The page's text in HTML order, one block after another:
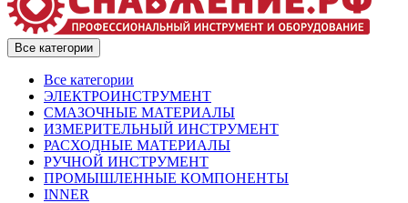
Все категории
Все категории
ЭЛЕКТРОИНСТРУМЕНТ
СМАЗОЧНЫЕ МАТЕРИАЛЫ
ИЗМЕРИТЕЛЬНЫЙ ИНСТРУМЕНТ
РАСХОДНЫЕ МАТЕРИАЛЫ
РУЧНОЙ ИНСТРУМЕНТ
ПРОМЫШЛЕННЫЕ КОМПОНЕНТЫ
INNER